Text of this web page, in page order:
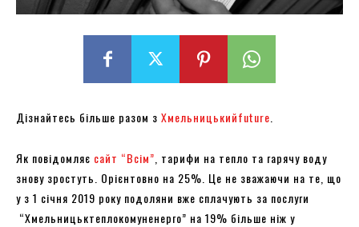
Дізнайтесь більше разом з Хмельницькийfuture
Як повідомляє сайт “Всім” , тарифи на тепло та гарячу воду
знову зростуть. Орієнтовно на 25%. Це не зважаючи на те, що
у з 1 січня 2019 року подоляни вже сплачують за послуги
“Хмельницьктеплокомуненерго” на 19% більше ніж у